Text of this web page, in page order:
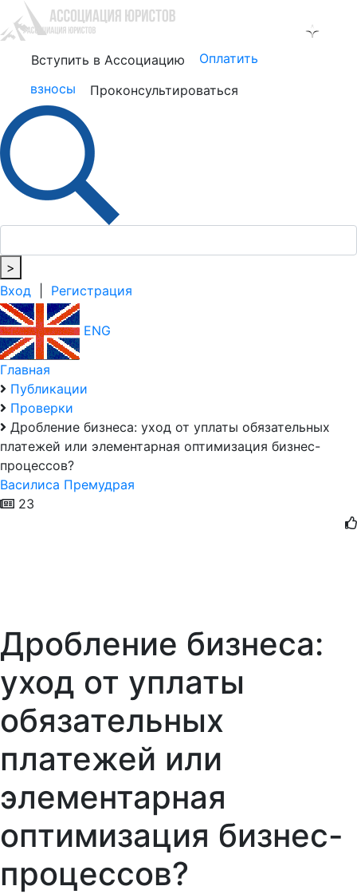
Вступить в Ассоциацию
Оплатить
взносы
Проконсультироваться
>
Вход
Регистрация
ENG
Главная
Публикации
Проверки
Дробление бизнеса: уход от уплаты обязательных
платежей или элементарная оптимизация бизнес-
процессов?
Василиса Премудрая
23
Дробление бизнеса:
уход от уплаты
обязательных
платежей или
элементарная
оптимизация бизнес-
процессов?